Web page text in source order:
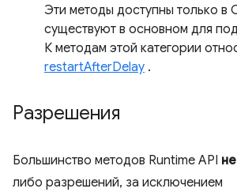
Эти методы доступны только в
существуют в основном для
К методам этой категории
restartAfterDelay .
Разрешения
Большинство методов Runtime API не
либо разрешений, за исключением